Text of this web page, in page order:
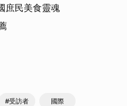
庶民美食靈魂
#受訪者 國際